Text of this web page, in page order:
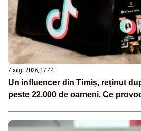
7 aug. 2026, 17:44
Un influencer din Timiș, reținut
peste 22.000 de oameni. Ce